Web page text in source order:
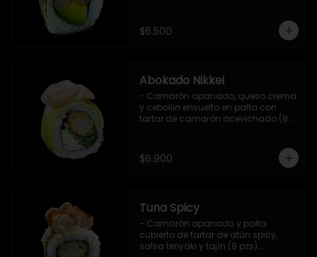
$6.500
Abokado Nikkei
- Camarón apanado, queso crema
y cebollin envuelto en palta con
tartar de camarón acevichado (8
$6.900
Tuna Spicy
- Camarón apanado y palta
cubierto de tartar de atún spicy,
salsa teriyaki y tajín (8 pzs).